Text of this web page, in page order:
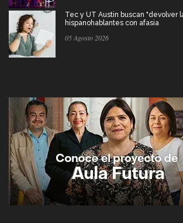
Tec y UT Austin buscan "devolver
hispanohablantes con afasia
05 Agosto 2026